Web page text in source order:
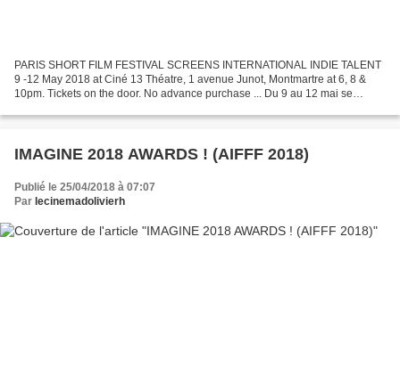
PARIS SHORT FILM FESTIVAL SCREENS INTERNATIONAL INDIE TALENT
9 -12 May 2018 at Ciné 13 Théatre, 1 avenue Junot, Montmartre at 6, 8 &
10pm. Tickets on the door. No advance purchase ... Du 9 au 12 mai se
IMAGINE 2018 AWARDS ! (AIFFF 2018)
Publié le 25/04/2018 à 07:07
Par lecinemadolivierh